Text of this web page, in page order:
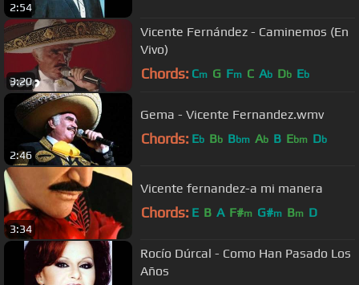
2:54
3:20
Vicente Fernández - Caminemos (En
Vivo)
Chords: Cm G Fm C Ab Db Eb
2:46
Gema - Vicente Fernandez.wmv
Chords: Eb Bb Bbm Ab B Ebm Db
3:34
Vicente fernandez-a mi manera
Chords: E B A F#m G#m Bm D
Rocío Dúrcal - Como Han Pasado Los
Años